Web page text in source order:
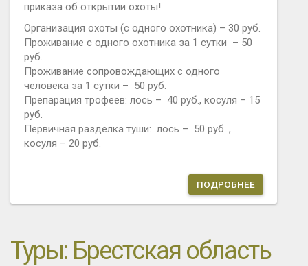
приказа об открытии охоты!
Организация охоты (с одного охотника) – 30 руб.
Проживание с одного охотника за 1 сутки – 50
руб.
Проживание сопровождающих с одного
человека за 1 сутки – 50 руб.
Препарация трофеев: лось – 40 руб., косуля – 15
руб.
Первичная разделка туши: лось – 50 руб. ,
косуля – 20 руб.
ПОДРОБНЕЕ
Туры: Брестская область